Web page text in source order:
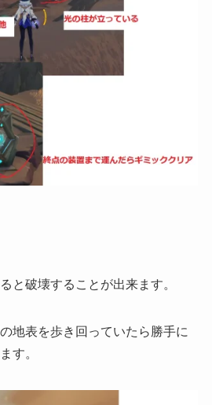
と破壊することが出来ます。
地表を歩き回っていたら勝手に
す。